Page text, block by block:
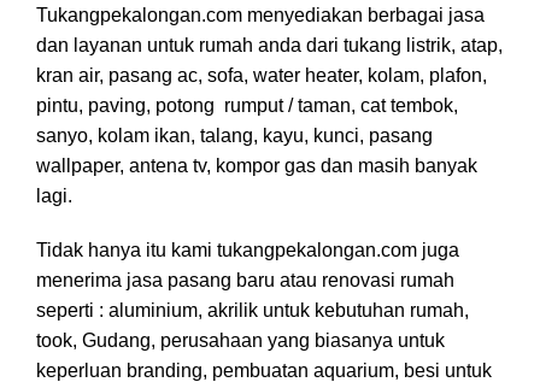
Tukangpekalongan.com menyediakan berbagai jasa
dan layanan untuk rumah anda dari tukang listrik, atap,
kran air, pasang ac, sofa, water heater, kolam, plafon,
pintu, paving, potong rumput / taman, cat tembok,
sanyo, kolam ikan, talang, kayu, kunci, pasang
wallpaper, antena tv, kompor gas dan masih banyak
lagi.
Tidak hanya itu kami tukangpekalongan.com juga
menerima jasa pasang baru atau renovasi rumah
seperti : aluminium, akrilik untuk kebutuhan rumah,
took, Gudang, perusahaan yang biasanya untuk
keperluan branding, pembuatan aquarium, besi untuk